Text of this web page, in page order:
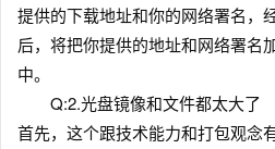
提供的下载地址和你的网络署名，
后，将把你提供的地址和网络署名
中。
Q:2.光盘镜像和文件都太大
首先，这个跟技术能力和打包观念